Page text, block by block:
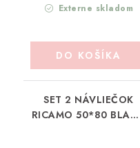
Externe skladom
DO KOŠÍKA
SET 2 NÁVLIEČOK
RICAMO 50*80 BLANC